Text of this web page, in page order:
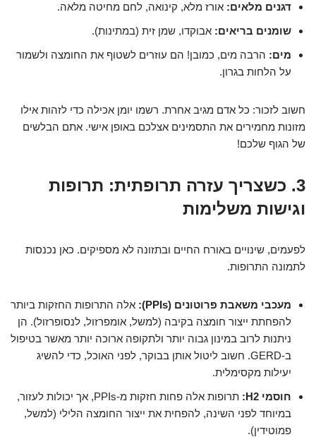
דגנים מלאים: אורז מלא, קינואה, לחם מחיטה מלאה.
שומנים בריאים: אבוקדו, שמן זית (במתינות).
מים: הרבה מים, כמובן! הם עוזרים לשטוף את החומצה ולשמור
על הלחות בגרון.
חשוב לזכור: כל אדם מגיב אחרת. רשמו יומן אכילה כדי לזהות אילו
מזונות מחמירים את התסמינים אצלכם באופן אישי. אתם הבלשים
של הגוף שלכם!
3. כשצריך עזרה תרופתית: תרופות
וגישות משלימות
לפעמים, שינויים באורח החיים ובתזונה לא מספיקים. כאן נכנסות
לתמונה התרופות.
מעכבי משאבת פרוטונים (PPIs):
אלה התרופות החזקות ביותר
להפחתת ייצור חומצה בקיבה (למשל, אומפרזול, לנסופרזול). הן
ניתנות לרוב במינון גבוה יותר ולתקופה ארוכה יותר מאשר בטיפול
ב-GERD. חשוב ליטול אותן בבוקר, לפני האוכל, כדי להשיג
יעילות מקסימלית.
חוסמי H2:
תרופות אלה פחות חזקות מ-PPIs, אך יכולות לעזור,
במיוחד לפני השינה, להפחית את ייצור החומצה הלילי (למשל,
פמוטידין).